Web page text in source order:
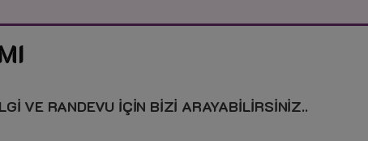
VE RANDEVU İÇİN BİZİ ARAYABİLİRSİNİZ..